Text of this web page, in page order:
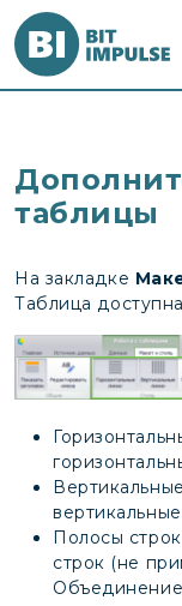
таблицы
На закладке
Таблица
Полосы
строк (не
Объединение